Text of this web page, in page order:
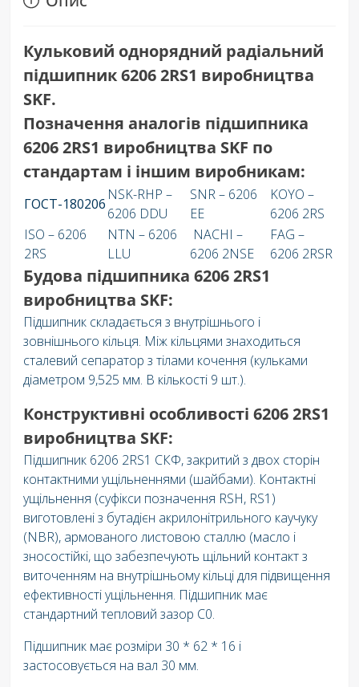
Кульковий однорядний радіальний
підшипник 6206 2RS1 виробництва
SKF.
Позначення аналогів підшипника
6206 2RS1 виробництва SKF по
стандартам і іншим виробникам:
ГОСТ-180206
NSK-RHP –
6206 DDU
SNR – 6206
EE
KOYO –
6206 2RS
ISO – 6206
2RS
NTN – 6206
LLU
NACHI –
6206 2NSE
FAG –
6206 2RSR
Будова підшипника 6206 2RS1
виробництва SKF:
Підшипник складається з внутрішнього і
зовнішнього кільця. Між кільцями знаходиться
сталевий сепаратор з тілами кочення (кульками
діаметром 9,525 мм. В кількості 9 шт.).
Конструктивні особливості 6206 2RS1
виробництва SKF:
Підшипник 6206 2RS1 СКФ, закритий з двох сторін
контактними ущільненнями (шайбами). Контактні
ущільнення (суфікси позначення RSH, RS1)
виготовлені з бутадієн акрилонітрильного каучуку
(NBR), армованого листовою сталлю (масло і
зносостійкі, що забезпечують щільний контакт з
виточенням на внутрішньому кільці для підвищення
ефективності ущільнення. Підшипник має
стандартний тепловий зазор C0.
Підшипник має розміри 30 * 62 * 16 і
застосовується на вал 30 мм.